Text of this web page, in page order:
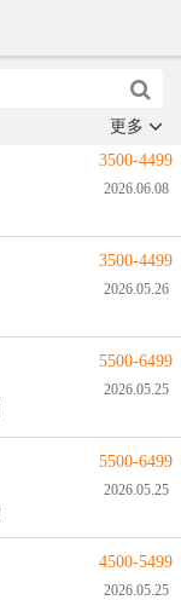
更多
3500-4499
2026.06.08
3500-4499
2026.05.26
5500-6499
2026.05.25
5500-6499
2026.05.25
4500-5499
2026.05.25